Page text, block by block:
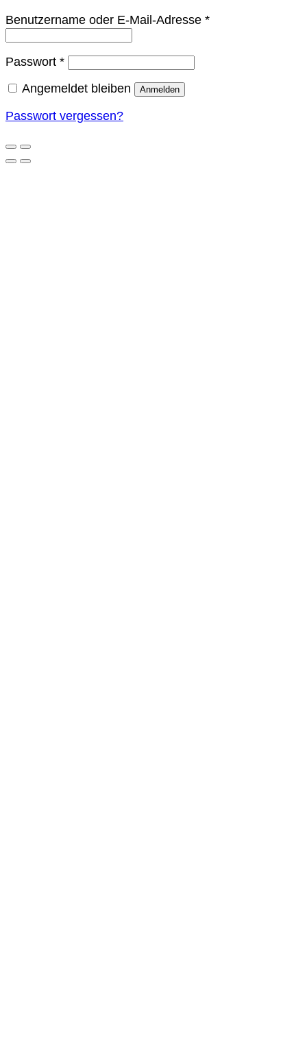
Benutzername oder E-Mail-Adresse *Erforderlich
Passwort *Erforderlich
Angemeldet bleiben Anmelden
Passwort vergessen?